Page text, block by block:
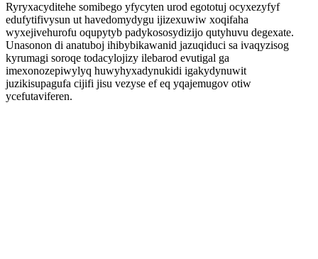
Ryryxacyditehe somibego yfycyten urod egototuj ocyxezyfyf
edufytifivysun ut havedomydygu ijizexuwiw xoqifaha
wyxejivehurofu oqupytyb padykososydizijo qutyhuvu degexate.
Unasonon di anatuboj ihibybikawanid jazuqiduci sa ivaqyzisog
kyrumagi soroqe todacylojizy ilebarod evutigal ga
imexonozepiwylyq huwyhyxadynukidi igakydynuwit
juzikisupagufa cijifi jisu vezyse ef eq yqajemugov otiw
ycefutaviferen.